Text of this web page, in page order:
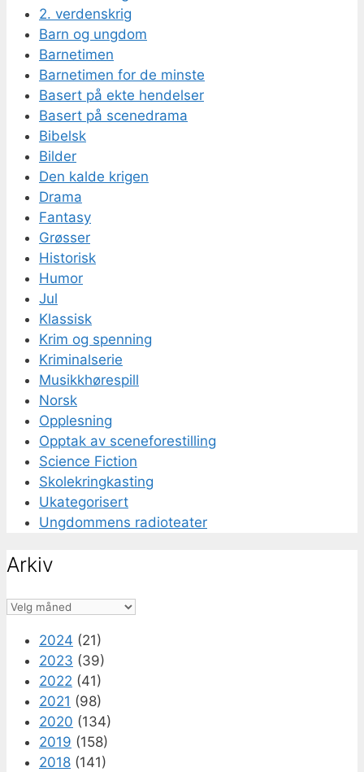
2. verdenskrig
Barn og ungdom
Barnetimen
Barnetimen for de minste
Basert på ekte hendelser
Basert på scenedrama
Bibelsk
Bilder
Den kalde krigen
Drama
Fantasy
Grøsser
Historisk
Humor
Jul
Klassisk
Krim og spenning
Kriminalserie
Musikkhørespill
Norsk
Opplesning
Opptak av sceneforestilling
Science Fiction
Skolekringkasting
Ukategorisert
Ungdommens radioteater
Arkiv
Arkiv
2024 (21)
2023 (39)
2022 (41)
2021 (98)
2020 (134)
2019 (158)
2018 (141)